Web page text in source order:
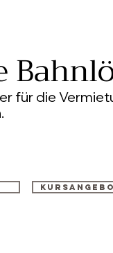
für die